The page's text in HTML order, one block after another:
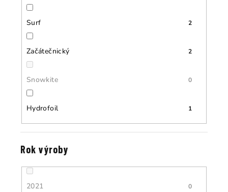
Surf 2
Začátečnický 2
Snowkite 0
Hydrofoil 1
Rok výroby
2021 0